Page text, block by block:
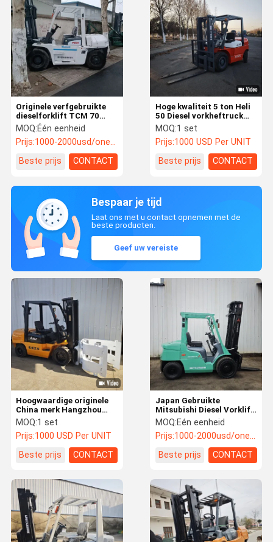
Originele verfgebruikte
dieselforklift TCM 70
Construction Diesel
Loading Machine
MOQ:Één eenheid
Prijs:1000-2000usd/one unit
Beste prijs
CONTACT
Hoge kwaliteit 5 ton Heli
50 Diesel vorkheftruck
Efficiënt en fabrieksprijs
Topmerk
MOQ:1 set
Prijs:1000 USD Per UNIT
Beste prijs
CONTACT
Bespaar je tijd
Laat ons met u contact opnemen met de
beste producten.
Geef uw vereiste
Japan Gebruikte
Mitsubishi Diesel Vorklift
3 Ton 4 Meter met 2
Etappen Japan Originele
Vorklift
MOQ:Eén eenheid
Prijs:1000-2000usd/one unit
Beste prijs
CONTACT
Hoogwaardige originele
China merk Hangzhou
vorklift 3,5 ton gebruikte
brandstof vorklift
Hangcha A35 te koop
MOQ:1 set
Prijs:1000 USD Per UNIT
Beste prijs
CONTACT